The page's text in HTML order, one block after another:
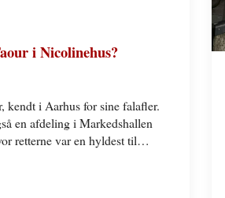
i Nicolinehus?
kendt i Aarhus for sine falafler.
en afdeling i Markedshallen
retterne var en hyldest til…